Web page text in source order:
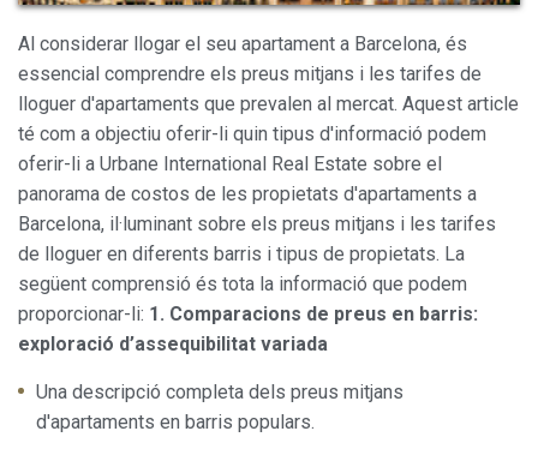
Al considerar llogar el seu apartament a Barcelona, ​​és
essencial comprendre els preus mitjans i les tarifes de
lloguer d'apartaments que prevalen al mercat. Aquest article
té com a objectiu oferir-li quin tipus d'informació podem
oferir-li a Urbane International Real Estate sobre el
panorama de costos de les propietats d'apartaments a
Barcelona, ​​il·luminant sobre els preus mitjans i les tarifes
de lloguer en diferents barris i tipus de propietats. La
següent comprensió és tota la informació que podem
proporcionar-li: 1. Comparacions de preus en barris:
exploració d’assequibilitat variada
Una descripció completa dels preus mitjans
d'apartaments en barris populars.
Modificar cookies
Tècniques i funcionals
Sempre activades
Aquest lloc web utilitza cookies pròpies per recopilar
informació amb la finalitat de millorar els nostres serveis.
Si continua navegant, suposa l'acceptació de la instal·lació
de les mateixes. L'usuari té la possibilitat de configurar el
navegador podent, si així ho desitja, impedir que siguin
instal·lades al disc dur, encara que haurà de tenir en
compte que aquesta acció podrà ocasionar dificultats de
navegació de la pàgina web.
Analítiques i personalització